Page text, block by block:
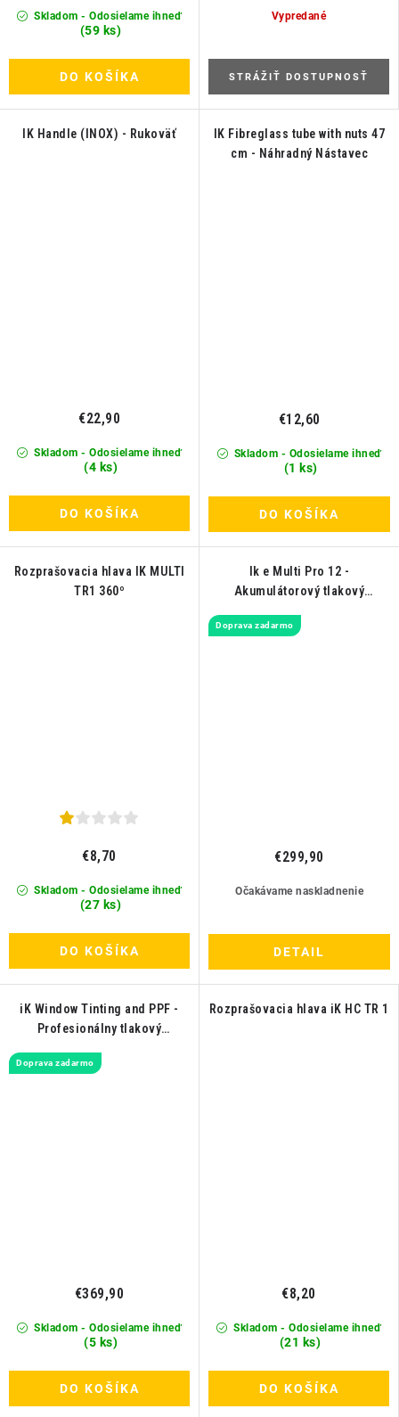
Skladom - Odosielame ihneď
(59 ks)
DO KOŠÍKA
Vypredané
STRÁŽIŤ DOSTUPNOSŤ
IK Handle (INOX) - Rukoväť
Skladom - Odosielame ihneď
(4 ks)
€22,90
DO KOŠÍKA
IK Fibreglass tube with nuts 47
cm - Náhradný Nástavec
Skladom - Odosielame ihneď
(1 ks)
€12,60
DO KOŠÍKA
Rozprašovacia hlava IK MULTI
TR1 360º
Skladom - Odosielame ihneď
(27 ks)
€8,70
DO KOŠÍKA
Ik e Multi Pro 12 -
Akumulátorový tlakový
Doprava zadarmo
Očakávame naskladnenie
€299,90
DETAIL
iK Window Tinting and PPF -
Profesionálny tlakový
alebo fólií na autá
Doprava zadarmo
Skladom - Odosielame ihneď
(5 ks)
€369,90
DO KOŠÍKA
Rozprašovacia hlava iK HC TR 1
Skladom - Odosielame ihneď
(21 ks)
€8,20
DO KOŠÍKA